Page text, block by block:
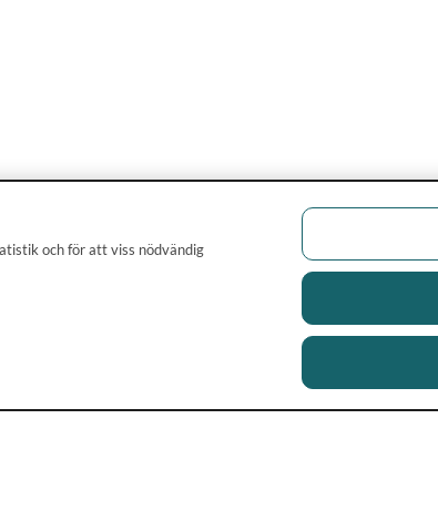
och för att viss nödvändig